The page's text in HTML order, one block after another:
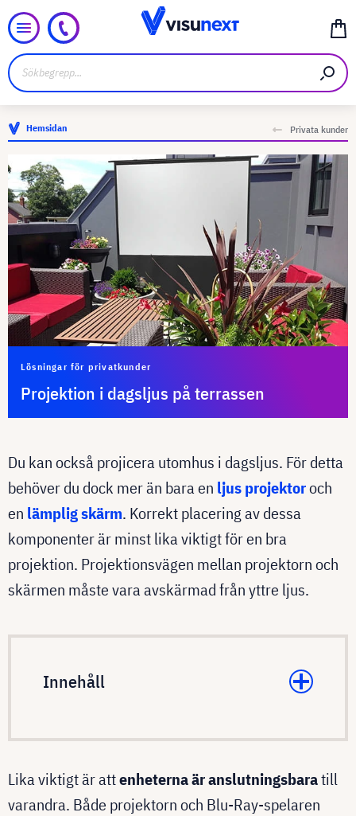
Hemsidan Privata kunder
Lösningar för privatkunder
Projektion i dagsljus på terrassen
Du kan också projicera utomhus i dagsljus. För detta
behöver du dock mer än bara en ljus projektoroch
en lämplig skärm. Korrekt placering av dessa
komponenter är minst lika viktigt för en bra
projektion. Projektionsvägen mellan projektorn och
skärmen måste vara avskärmad från yttre ljus.
Innehåll
Lika viktigt är attenheterna är anslutningsbaratill
varandra. Både projektorn och Blu-Ray-spelaren